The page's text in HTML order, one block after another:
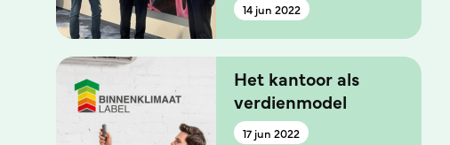
14 jun 2022
Het kantoor als
verdienmodel
17 jun 2022